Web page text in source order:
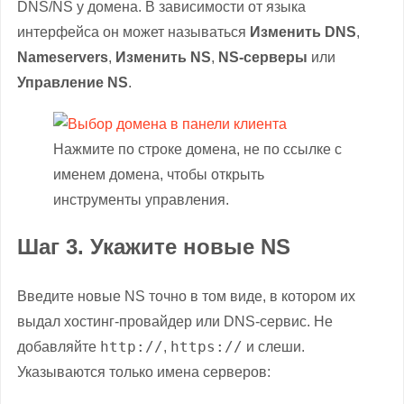
DNS/NS у домена. В зависимости от языка
интерфейса он может называться Изменить DNS,
Nameservers, Изменить NS, NS-серверы или
Управление NS.
Нажмите по строке домена, не по ссылке с
именем домена, чтобы открыть
инструменты управления.
Шаг 3. Укажите новые NS
Введите новые NS точно в том виде, в котором их
выдал хостинг-провайдер или DNS-сервис. Не
добавляйте http://, https:// и слеши.
Указываются только имена серверов: